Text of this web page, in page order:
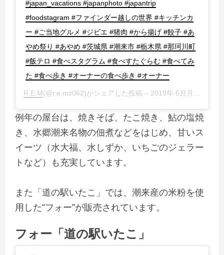
#japan_vacations #japanphoto #japantrip
#foodstagram #ファインダー越しの世界 #キッチンカ
ー #ご当地グルメ #ジビエ #猪肉 #から揚げ #餃子 #あ
やめ祭り #あやめ #茨城県 #潮来市 #栃木県 #那珂川町
#飯テロ #食べスタグラム #食べすたぐらむ #食べてみ
た #食べ歩き #オーナーの食べ歩き #オーナー
R.E.M(@r.e.mz062)がシェアした投稿 – 2019年 6月月25日午前1時33分PDT
例年の屋台は、焼きそば、たこ焼き、鮎の塩焼
き、水郷潮来名物の佃煮などをはじめ、甘いス
イーツ（水大福、水しずか、いちごのジェラー
トなど）も充実しています。
また「道の駅いたこ」では、潮来産の米粉を使
用した“フォー”が販売されています。
フォー「道の駅いたこ」